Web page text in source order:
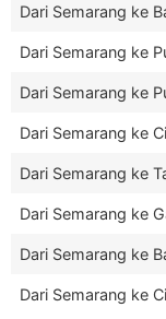
Dari Semarang ke
Dari Semarang ke
Dari Semarang ke
Dari Semarang ke
Dari Semarang ke
Dari Semarang ke
Dari Semarang ke
Dari Semarang ke